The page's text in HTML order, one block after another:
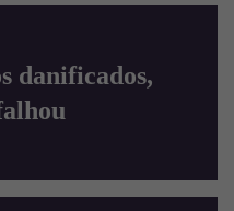
danificados,